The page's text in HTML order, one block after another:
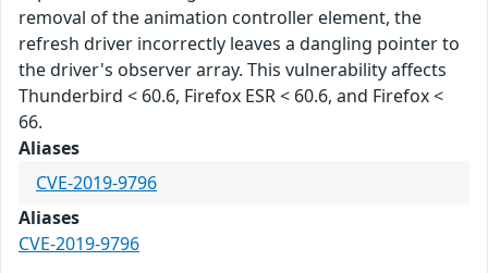
removal of the animation controller element, the
refresh driver incorrectly leaves a dangling pointer to
the driver's observer array. This vulnerability affects
Thunderbird < 60.6, Firefox ESR < 60.6, and Firefox <
66.
Aliases
CVE-2019-9796
Aliases
CVE-2019-9796